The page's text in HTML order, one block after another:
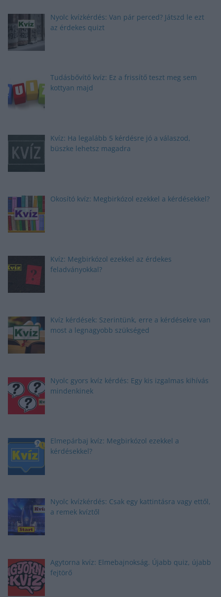
Nyolc kvízkérdés: Van pár perced? Játszd le ezt
az érdekes quizt
Tudásbővítő kvíz: Ez a frissítő teszt meg sem
kottyan majd
Kvíz: Ha legalább 5 kérdésre jó a válaszod,
büszke lehetsz magadra
Okosító kvíz: Megbirkózol ezekkel a kérdésekkel?
Kvíz: Megbirkózol ezekkel az érdekes
feladványokkal?
Kvíz kérdések: Szerintünk, erre a kérdésekre van
most a legnagyobb szükséged
Nyolc gyors kvíz kérdés: Egy kis izgalmas kihívás
mindenkinek
Elmepárbaj kvíz: Megbirkózol ezekkel a
kérdésekkel?
Nyolc kvízkérdés: Csak egy kattintásra vagy ettől,
a remek kvíztől
Agytorna kvíz: Elmebajnokság. Újabb quiz, újabb
fejtörő